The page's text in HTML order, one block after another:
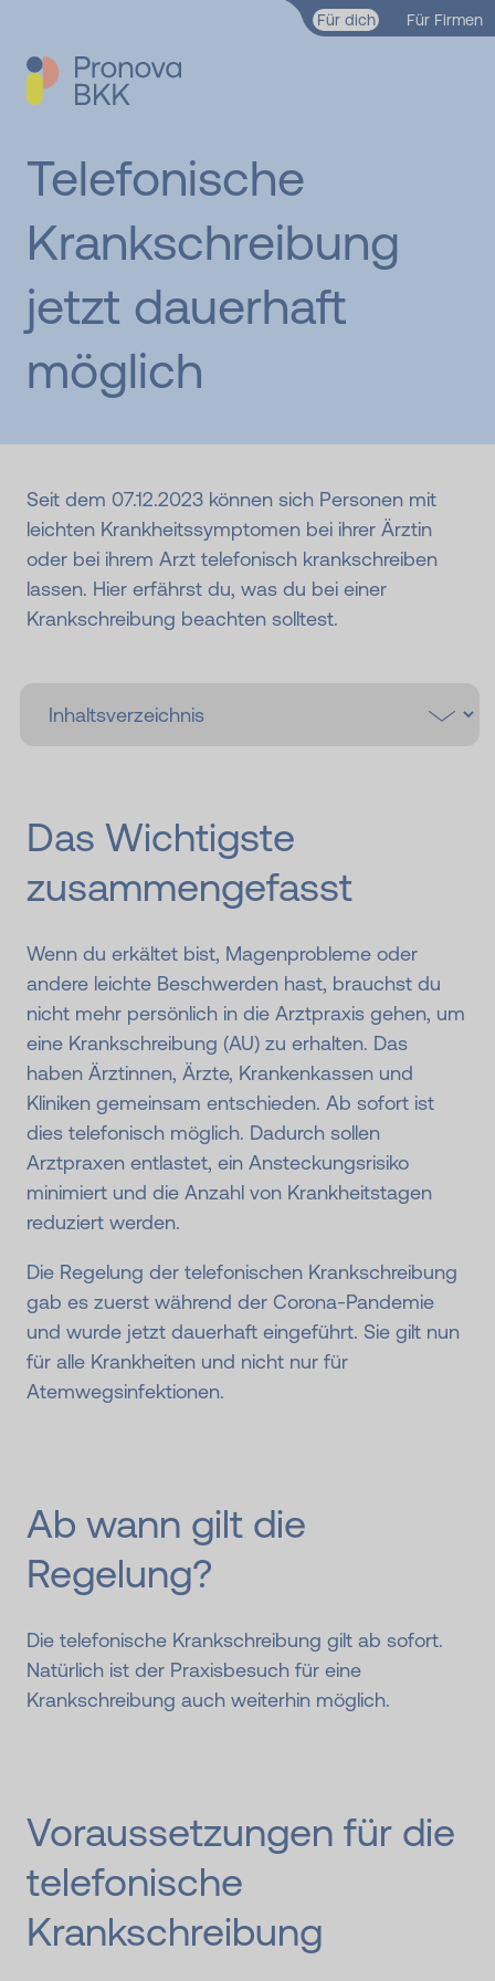
Zum Hauptinhalt springen
Für dich Für Firmen
Telefonische
Krankschreibung
jetzt dauerhaft
möglich
Seit dem 07.12.2023 können sich Personen mit
leichten Krankheitssymptomen bei ihrer Ärztin
oder bei ihrem Arzt telefonisch krankschreiben
lassen. Hier erfährst du, was du bei einer
Krankschreibung beachten solltest.
Das Wichtigste
zusammengefasst
Wenn du erkältet bist, Magenprobleme oder
andere leichte Beschwerden hast, brauchst du
nicht mehr persönlich in die Arztpraxis gehen, um
eine Krankschreibung (AU) zu erhalten. Das
haben Ärztinnen, Ärzte, Krankenkassen und
Kliniken gemeinsam entschieden. Ab sofort ist
dies telefonisch möglich. Dadurch sollen
Arztpraxen entlastet, ein Ansteckungsrisiko
minimiert und die Anzahl von Krankheitstagen
reduziert werden.
Die Regelung der telefonischen Krankschreibung
gab es zuerst während der Corona-Pandemie
und wurde jetzt dauerhaft eingeführt. Sie gilt nun
für alle Krankheiten und nicht nur für
Atemwegsinfektionen.
Ab wann gilt die
Regelung?
Die telefonische Krankschreibung gilt ab sofort.
Natürlich ist der Praxisbesuch für eine
Krankschreibung auch weiterhin möglich.
Voraussetzungen für die
telefonische
Krankschreibung